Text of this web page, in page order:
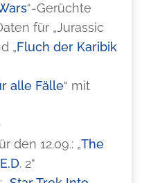
“-Gerüchte
für „Jurassic
„Fluch der Karibik
alle Fälle“ mit
den 12.09.: „The
. 2“